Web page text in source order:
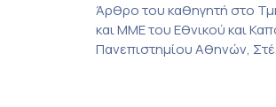
Άρθρο του καθηγητή στο
και ΜΜΕ του Εθνικού και
Πανεπιστημίου Αθηνών,